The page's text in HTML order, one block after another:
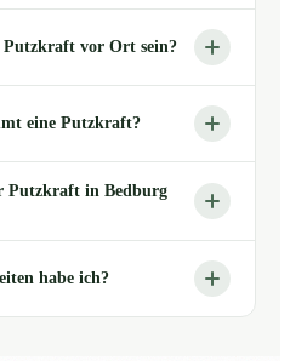
Putzkraft vor Ort sein?
eine Putzkraft?
Putzkraft in Bedburg
habe ich?